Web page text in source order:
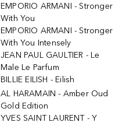
EMPORIO ARMANI - Stronger
With You
EMPORIO ARMANI - Stronger
With You Intensely
JEAN PAUL GAULTIER - Le
Male Le Parfum
BILLIE EILISH - Eilish
AL HARAMAIN - Amber Oud
Gold Edition
YVES SAINT LAURENT - Y